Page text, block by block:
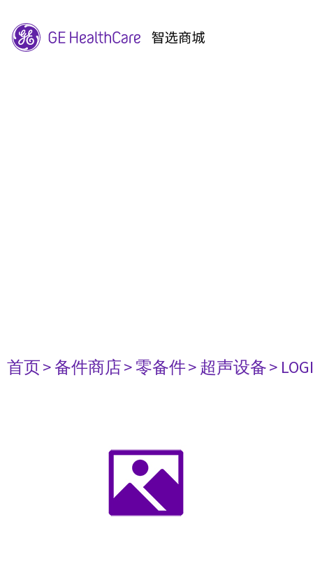
首页> 备件商店> 零备件> 超声设备>